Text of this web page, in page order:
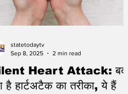
Heart Attack: बदल
है हार्टअटैक का तरीका, ये हैं
statetodaytv
Sep 8, 2025
2 min read